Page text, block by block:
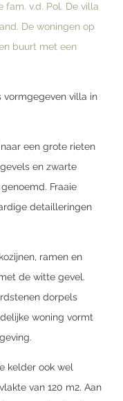
v.d. Pol. De villa
De woningen op
buurt met een
vormgegeven villa in
een grote rieten
en zwarte
Fraaie
detailleringen
ramen en
de witte gevel.
dorpels
woning vormt
kelder ook wel
van 120 m2. Aan